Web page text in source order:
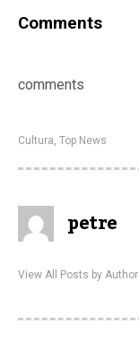
Comments
comments
Cultura, Top News
petre
View All Posts by Author